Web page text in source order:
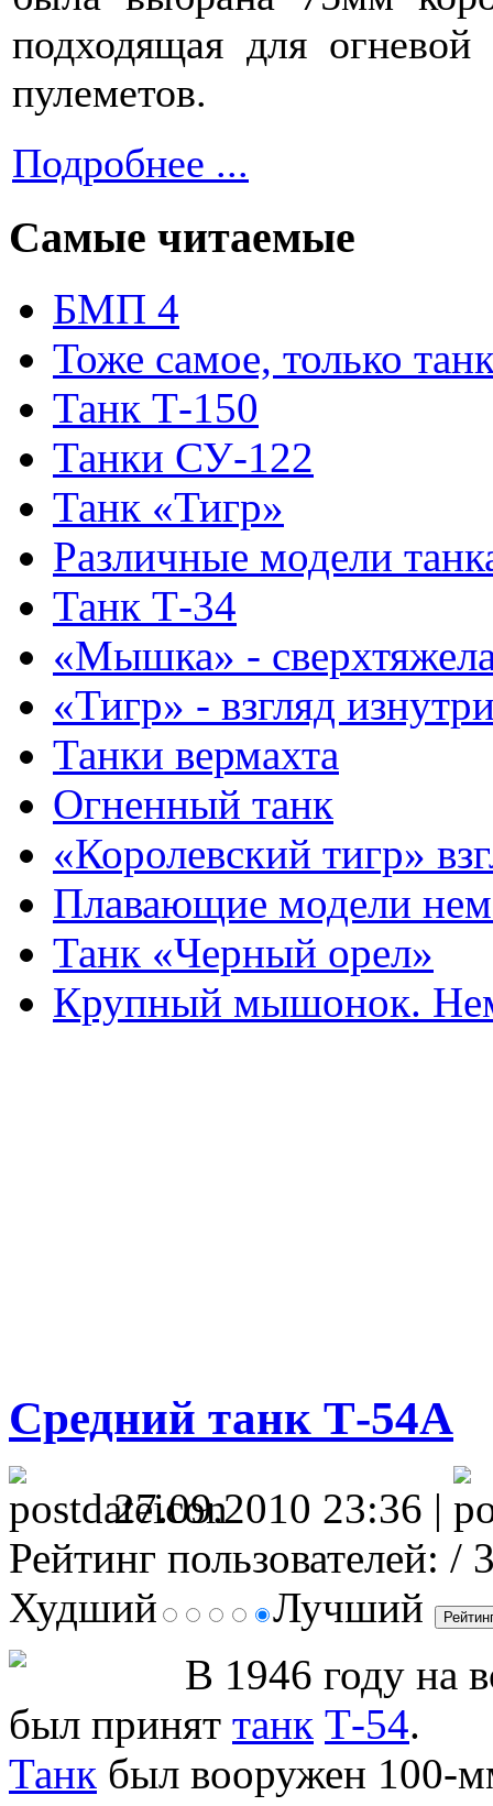
подходящая для
пулеметов.
Подробнее ...
Самые читаемые
БМП 4
Тоже самое, только
Танк Т-150
Танки СУ-122
Танк «Тигр»
Различные модели
Танк Т-34
«Мышка» -
«Тигр» - взгляд
Танки вермахта
Огненный танк
«Королевский тигр»
Плавающие модели
Танк «Черный орел»
Крупный мышонок.
Средний танк Т-54А
27.09.2010 23:36 |
Рейтинг пользователей: /
Худший
Лучший
В 1946 году на
был принят танк Т-54.
Танк был вооружен 100-